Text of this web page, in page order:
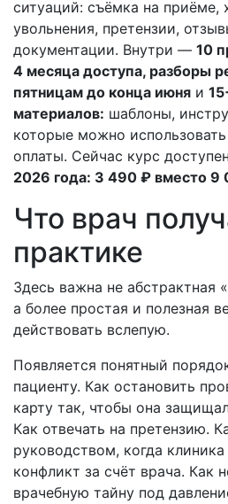
ситуаций: съёмка на приёме,
увольнения, претензии,
документации. Внутри — 10
4 месяца доступа, разборы
пятницам до конца июня и
материалов: шаблоны,
которые можно
оплаты. Сейчас курс
2026 года: 3 490 ₽ вместо 9
Что врач
практике
Здесь важна не абстрактная
а более простая и полезная
действовать вслепую.
Появляется понятный
пациенту. Как остановить
карту так, чтобы она
Как отвечать на претензию.
руководством, когда
конфликт за счёт врача. Как
врачебную тайну под